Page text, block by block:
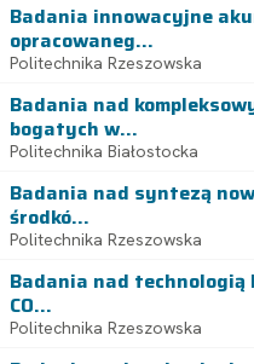
Badania innowacyjne
opracowaneg...
Politechnika Rzeszowska
Badania nad
bogatych w...
Politechnika Białostocka
Badania nad syntezą
środkó...
Politechnika Rzeszowska
Badania nad
CO...
Politechnika Rzeszowska